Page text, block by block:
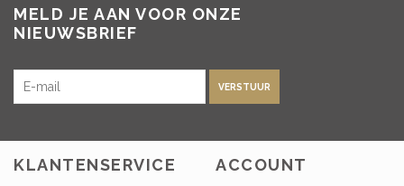
MELD JE AAN VOOR ONZE
NIEUWSBRIEF
VERSTUUR
KLANTENSERVICE ACCOUNT